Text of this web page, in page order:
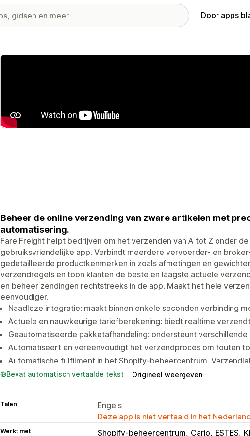
Door apps
Galerij met uitgelichte afbeeldingen
Beheer de online verzending van zware artikelen met
automatisering.
Fare Freight helpt bedrijven om het verzenden van A tot Z onder
gebruiksvriendelijke app. Verbindt meerdere vervoerder- en
gedetailleerde productkenmerken in zoals afmetingen en
verzendregels en toon klanten de beste en laagste actuele
en beheer zendingen rechtstreeks in de app. Maakt het hele
eenvoudiger.
Naadloze integratie: maakt binnen enkele seconden verbinding
Actuele en nauwkeurige tariefberekening: biedt realtime
Geautomatiseerde pakketafhandeling: ondersteunt
Automatiseert en vereenvoudigt het verzendproces om fouten
Automatische fulfilment in het Shopify-beheercentrum.
Bevat automatisch vertaalde tekst Origineel weergeven
Talen
Engels
Deze app is niet vertaald in het
Werkt met Shopify-beheercentrum Cario ESTES